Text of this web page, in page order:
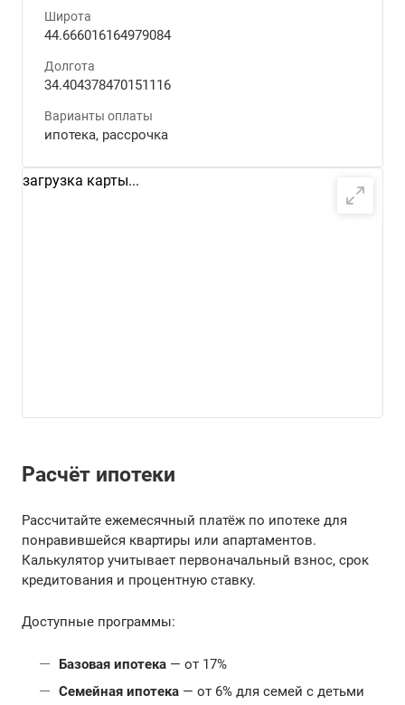
Широта
44.666016164979084
Долгота
34.404378470151116
Варианты оплаты
ипотека, рассрочка
загрузка карты...
Расчёт ипотеки
Рассчитайте ежемесячный платёж по ипотеке для
понравившейся квартиры или апартаментов.
Калькулятор учитывает первоначальный взнос, срок
кредитования и процентную ставку.
Доступные программы:
Базовая ипотека — от 17%
Семейная ипотека — от 6% для семей с детьми